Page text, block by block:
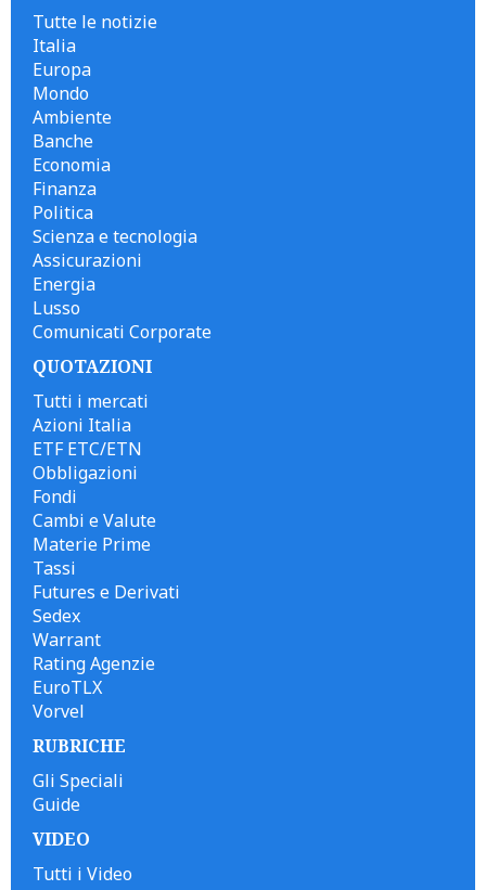
Tutte le notizie
Italia
Europa
Mondo
Ambiente
Banche
Economia
Finanza
Politica
Scienza e tecnologia
Assicurazioni
Energia
Lusso
Comunicati Corporate
QUOTAZIONI
Tutti i mercati
Azioni Italia
ETF ETC/ETN
Obbligazioni
Fondi
Cambi e Valute
Materie Prime
Tassi
Futures e Derivati
Sedex
Warrant
Rating Agenzie
EuroTLX
Vorvel
RUBRICHE
Gli Speciali
Guide
VIDEO
Tutti i Video